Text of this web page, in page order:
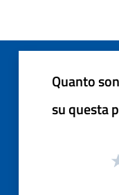
Quanto
su questa